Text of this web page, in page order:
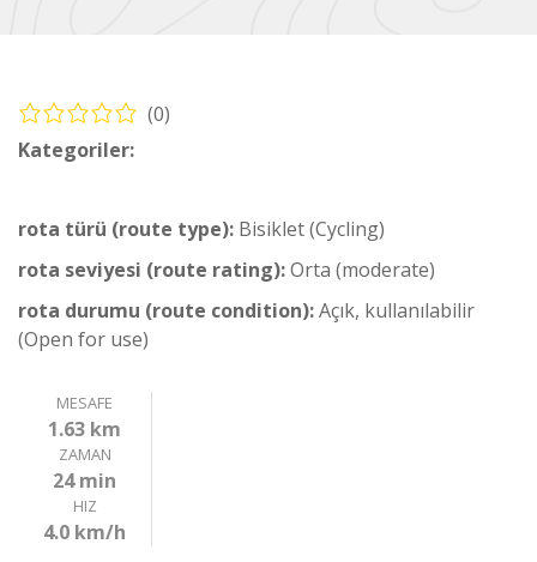
(0)
Kategoriler:
Bisiklet – Dalaman Rotaları (Cycling – Dalaman
rota türü (route type): Bisiklet (Cycling)
rota seviyesi (route rating):Orta (moderate)
rota durumu (route condition):Açık, kullanılabilir
(Open for use)
MESAFE
1.63 km
ZAMAN
24 min
HIZ
4.0 km/h